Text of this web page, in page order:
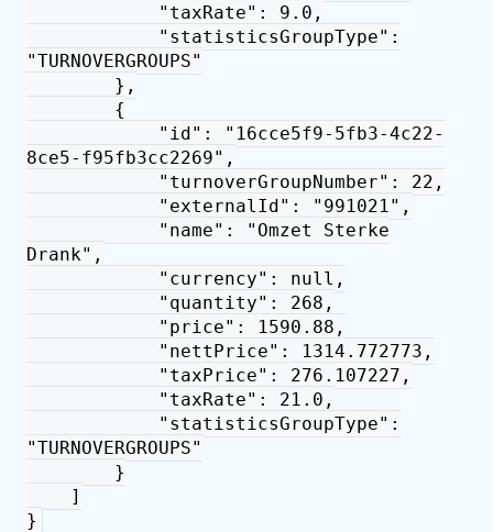
"taxRate": 9.0,
"statisticsGroupType":
"TURNOVERGROUPS"
},
{
"id": "16cce5f9-5fb3-4c22-
8ce5-f95fb3cc2269",
"turnoverGroupNumber": 22,
"externalId": "991021",
"name": "Omzet Sterke
Drank",
"currency": null,
"quantity": 268,
"price": 1590.88,
"nettPrice": 1314.772773,
"taxPrice": 276.107227,
"taxRate": 21.0,
"statisticsGroupType":
"TURNOVERGROUPS"
}
]
}